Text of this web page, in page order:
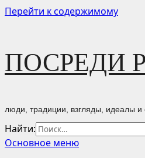
Перейти к содержимому
ПОСРЕДИ
люди, традиции, взгляды, идеалы и
Найти:
Основное меню